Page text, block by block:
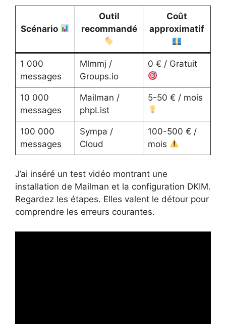
Scénario
Outil
recommandé
Coût
approximatif
1 000
messages
Mlmmj /
Groups.io
0 € / Gratuit
10 000
messages
Mailman /
phpList
5-50 € / mois
100 000
messages
Sympa /
Cloud
100-500 € /
mois
J’ai inséré un test vidéo montrant une
installation de Mailman et la configuration DKIM.
Regardez les étapes. Elles valent le détour pour
comprendre les erreurs courantes.